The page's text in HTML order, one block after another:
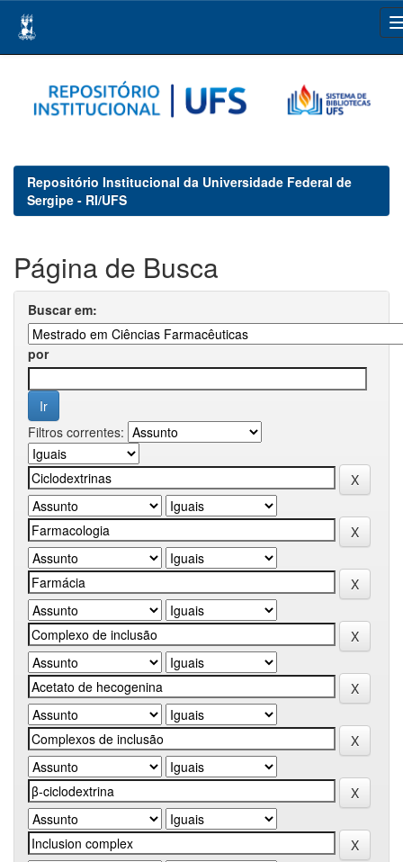
navigation
Repositório Institucional da Universidade Federal de
Sergipe - RI/UFS
Página de Busca
Buscar em:
por
Filtros correntes: